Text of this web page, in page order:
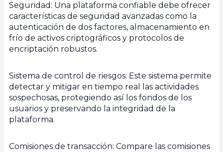
Seguridad: Una plataforma confiable debe ofrecer
características de seguridad avanzadas como la
autenticación de dos factores, almacenamiento en
frío de activos criptográficos y protocolos de
encriptación robustos.
Sistema de control de riesgos: Este sistema permite
detectar y mitigar en tiempo real las actividades
sospechosas, protegiendo así los fondos de los
usuarios y preservando la integridad de la
plataforma.
Comisiones de transacción: Compare las comisiones